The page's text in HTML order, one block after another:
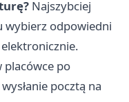
Najszybciej
wybierz odpowiedni
placówce po
pocztą na